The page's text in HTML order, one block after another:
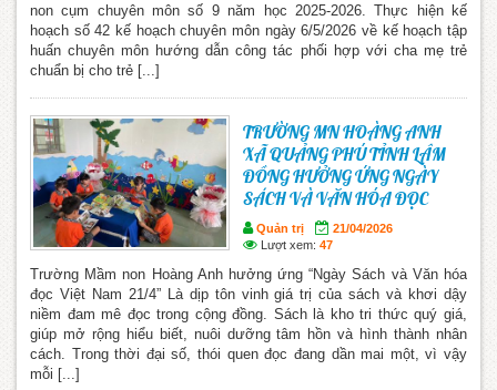
non cụm chuyên môn số 9 năm học 2025-2026. Thực hiện kế
hoạch số 42 kế hoạch chuyên môn ngày 6/5/2026 về kế hoạch tập
huấn chuyên môn hướng dẫn công tác phối hợp với cha mẹ trẻ
chuẩn bị cho trẻ [...]
TRƯỜNG MN HOÀNG ANH
XÃ QUẢNG PHÚ TỈNH LÂM
ĐỒNG HƯỞNG ỨNG NGÀY
SÁCH VÀ VĂN HÓA ĐỌC
Quản trị
21/04/2026
Lượt xem: 47
Trường Mầm non Hoàng Anh hưởng ứng “Ngày Sách và Văn hóa
đọc Việt Nam 21/4” Là dịp tôn vinh giá trị của sách và khơi dậy
niềm đam mê đọc trong cộng đồng. Sách là kho tri thức quý giá,
giúp mở rộng hiểu biết, nuôi dưỡng tâm hồn và hình thành nhân
cách. Trong thời đại số, thói quen đọc đang dần mai một, vì vậy
mỗi [...]